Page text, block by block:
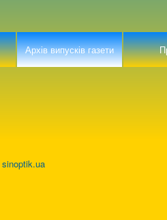
Архів випусків газети
sinoptik.ua